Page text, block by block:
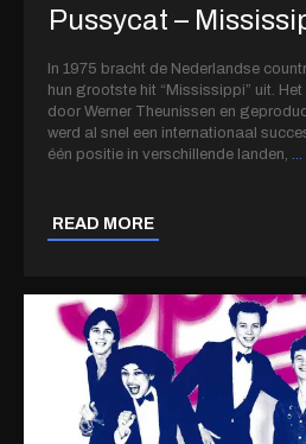
Pussycat –
In 1975 bracht de Nederlandse
hun grootste hit “Mississippi” uit.
door Werner Theunissen en
werd al snel een internationaal
één positie in verschillende landen,
READ MORE